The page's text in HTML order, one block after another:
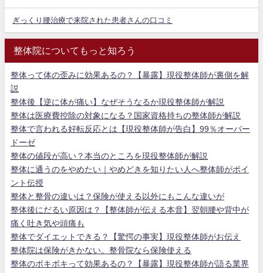
ぎっくり腰治療で来院された患者さんの口コミ
整体院についてもっと知ろう
整体って体の歪みに効果あるの？【暴露】現役整体師が裏側を解
説
整体後【逆に体が痛い】なぜそうなるか現役整体師が解説
整体は医療費控除の対象になる？国家資格持ちの整体師が解説
整体で言われる好転反応とは【現役整体師が告白】99％オーバー
ドーゼ
整体の値段が高い？本当のところを現役整体師が解説
整体に通うのをやめたい｜やめどきを知りたい人へ整体師がポイ
ント伝授
整体と整骨の違いは？保険が使える以外にもこんな違いが
整体後にだるい原因は？【整体師が伝える本音】翌朝腰や背中が
痛く吐き気や頭痛も
整体でダイエットできる？【驚愕の事実】現役整体師がお伝え
整体院は保険がきかない。整骨院なら保険使える
整体のボキボキって効果あるの？【暴露】現役整体師が語る業界